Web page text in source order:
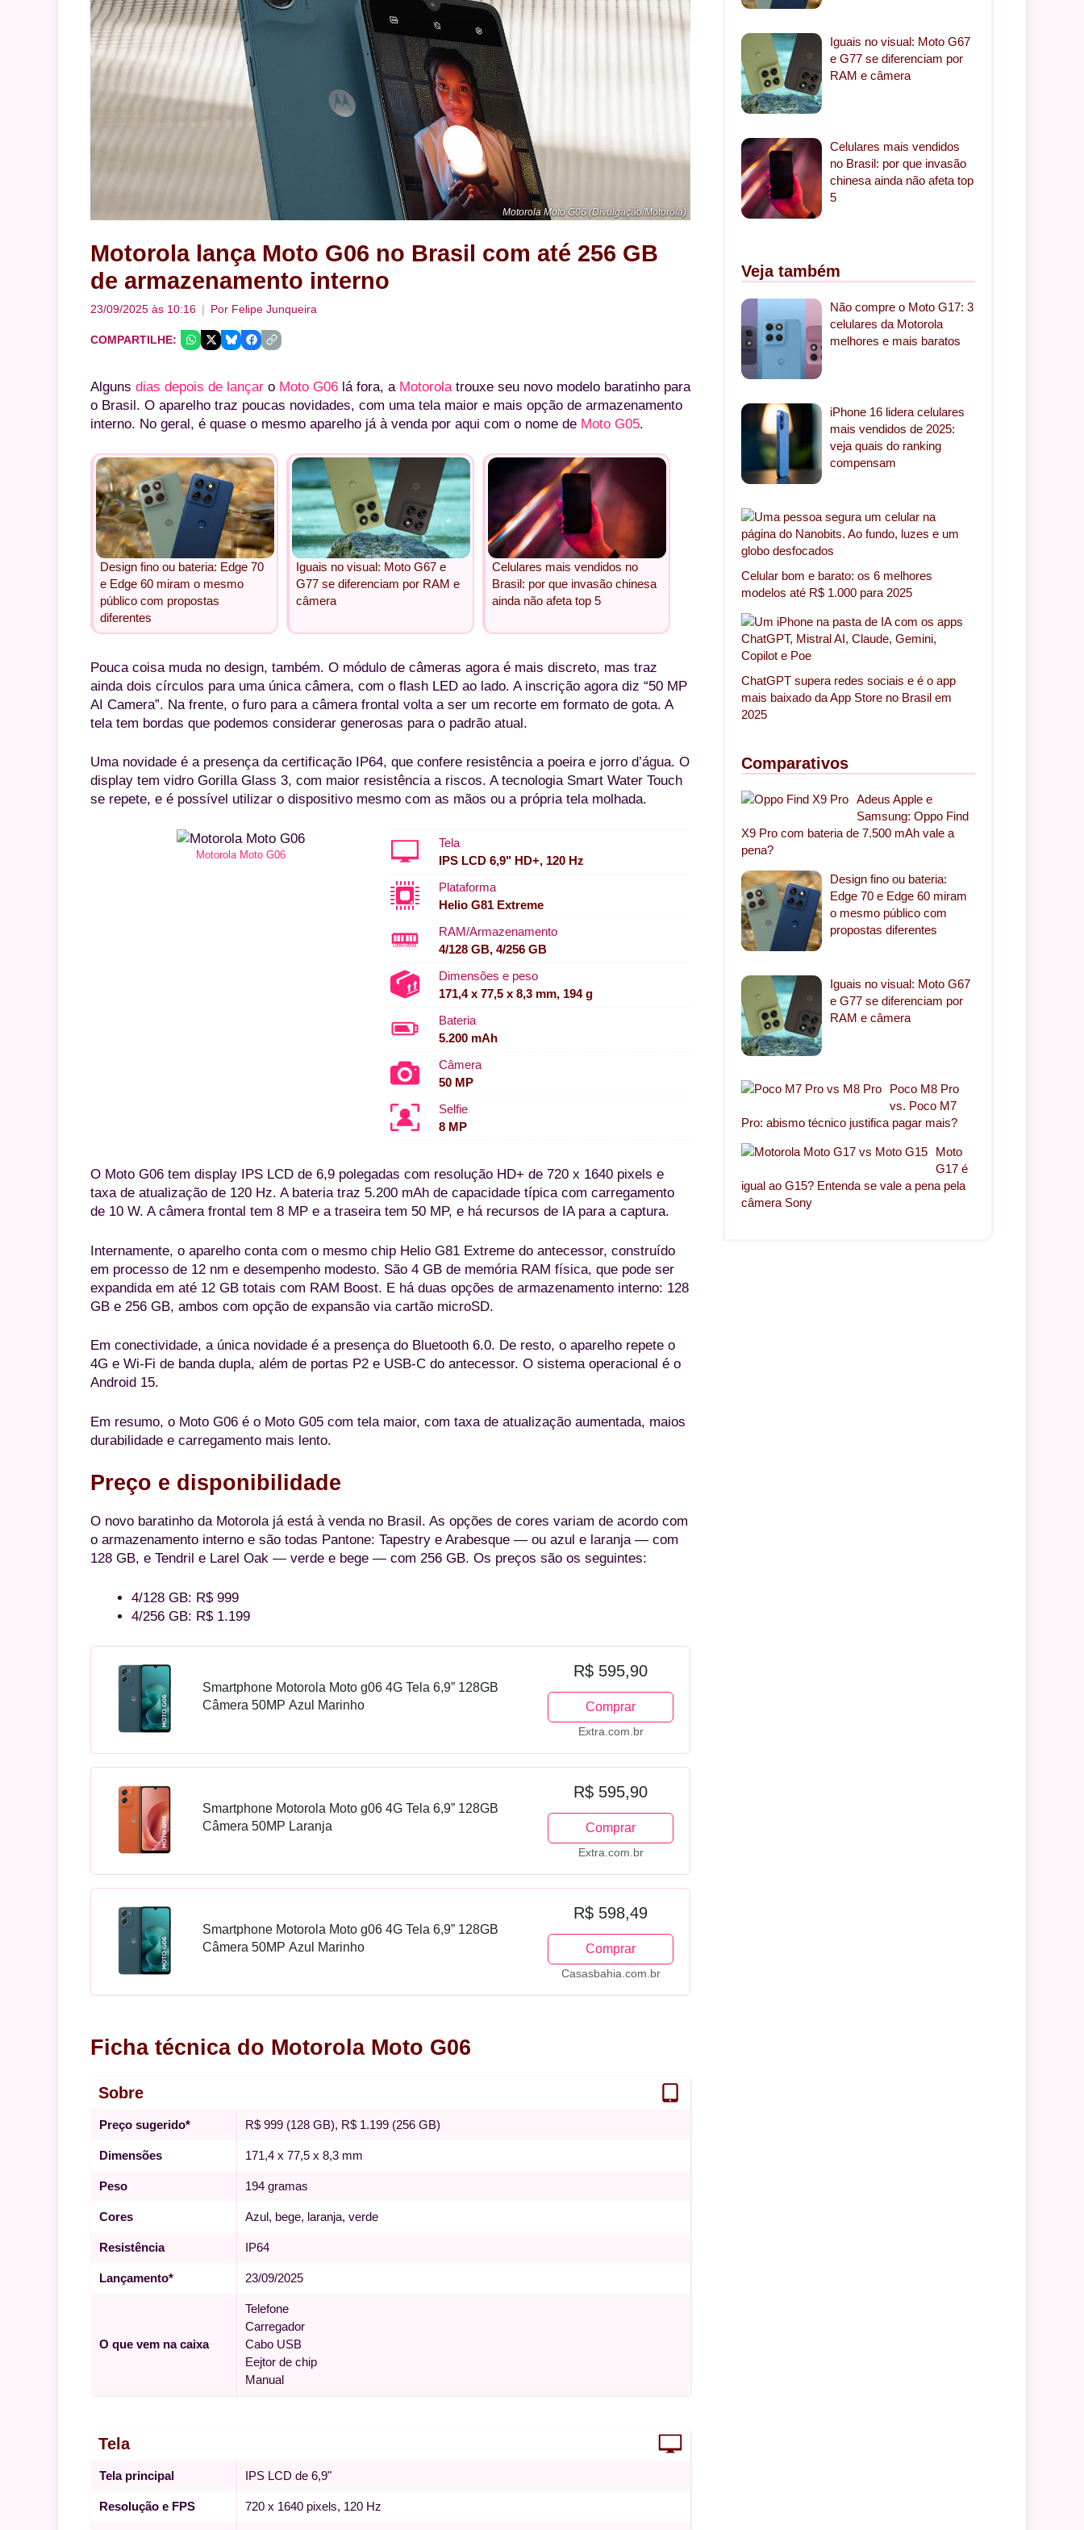
Motorola Moto G06 (Divulgação/Motorola)
Motorola lança Moto G06 no Brasil com até 256 GB
de armazenamento interno
23/09/2025 às 10:16 Por Felipe Junqueira
COMPARTILHE:
Alguns dias depois de lançar o Moto G06 lá fora, a Motorola trouxe seu novo modelo baratinho para
o Brasil. O aparelho traz poucas novidades, com uma tela maior e mais opção de armazenamento
interno. No geral, é quase o mesmo aparelho já à venda por aqui com o nome de Moto G05.
Design fino ou bateria: Edge 70
e Edge 60 miram o mesmo
público com propostas
diferentes
Iguais no visual: Moto G67 e
G77 se diferenciam por RAM e
câmera
Celulares mais vendidos no
Brasil: por que invasão chinesa
ainda não afeta top 5
Pouca coisa muda no design, também. O módulo de câmeras agora é mais discreto, mas traz
ainda dois círculos para uma única câmera, com o flash LED ao lado. A inscrição agora diz “50 MP
AI Camera”. Na frente, o furo para a câmera frontal volta a ser um recorte em formato de gota. A
tela tem bordas que podemos considerar generosas para o padrão atual.
Uma novidade é a presença da certificação IP64, que confere resistência a poeira e jorro d’água. O
display tem vidro Gorilla Glass 3, com maior resistência a riscos. A tecnologia Smart Water Touch
se repete, e é possível utilizar o dispositivo mesmo com as mãos ou a própria tela molhada.
Motorola Moto G06
Tela
IPS LCD 6,9" HD+, 120 Hz
Plataforma
Helio G81 Extreme
RAM/Armazenamento
4/128 GB, 4/256 GB
Dimensões e peso
171,4 x 77,5 x 8,3 mm, 194 g
Bateria
5.200 mAh
Câmera
50 MP
Selfie
8 MP
O Moto G06 tem display IPS LCD de 6,9 polegadas com resolução HD+ de 720 x 1640 pixels e
taxa de atualização de 120 Hz. A bateria traz 5.200 mAh de capacidade típica com carregamento
de 10 W. A câmera frontal tem 8 MP e a traseira tem 50 MP, e há recursos de IA para a captura.
Internamente, o aparelho conta com o mesmo chip Helio G81 Extreme do antecessor, construído
em processo de 12 nm e desempenho modesto. São 4 GB de memória RAM física, que pode ser
expandida em até 12 GB totais com RAM Boost. E há duas opções de armazenamento interno: 128
GB e 256 GB, ambos com opção de expansão via cartão microSD.
Em conectividade, a única novidade é a presença do Bluetooth 6.0. De resto, o aparelho repete o
4G e Wi-Fi de banda dupla, além de portas P2 e USB-C do antecessor. O sistema operacional é o
Android 15.
Em resumo, o Moto G06 é o Moto G05 com tela maior, com taxa de atualização aumentada, maios
durabilidade e carregamento mais lento.
Preço e disponibilidade
O novo baratinho da Motorola já está à venda no Brasil. As opções de cores variam de acordo com
o armazenamento interno e são todas Pantone: Tapestry e Arabesque — ou azul e laranja — com
128 GB, e Tendril e Larel Oak — verde e bege — com 256 GB. Os preços são os seguintes:
4/128 GB: R$ 999
4/256 GB: R$ 1.199
Smartphone Motorola Moto g06 4G Tela 6,9” 128GB
Câmera 50MP Azul Marinho
R$ 595,90
Comprar
Extra.com.br
Smartphone Motorola Moto g06 4G Tela 6,9” 128GB
Câmera 50MP Laranja
R$ 595,90
Comprar
Extra.com.br
Smartphone Motorola Moto g06 4G Tela 6,9” 128GB
Câmera 50MP Azul Marinho
R$ 598,49
Comprar
Casasbahia.com.br
Ficha técnica do Motorola Moto G06
Sobre
Preço sugerido* R$ 999 (128 GB), R$ 1.199 (256 GB)
Dimensões 171,4 x 77,5 x 8,3 mm
Peso 194 gramas
Cores Azul, bege, laranja, verde
Resistência IP64
Lançamento* 23/09/2025
O que vem na caixa
Telefone
Carregador
Cabo USB
Eejtor de chip
Manual
Tela
Tela principal IPS LCD de 6,9"
Resolução e FPS 720 x 1640 pixels, 120 Hz
Iguais no visual: Moto G67
e G77 se diferenciam por
RAM e câmera
Celulares mais vendidos
no Brasil: por que invasão
chinesa ainda não afeta top
5
Veja também
Não compre o Moto G17: 3
celulares da Motorola
melhores e mais baratos
iPhone 16 lidera celulares
mais vendidos de 2025:
veja quais do ranking
compensam
Celular bom e barato: os 6 melhores
modelos até R$ 1.000 para 2025
ChatGPT supera redes sociais e é o app
mais baixado da App Store no Brasil em
2025
Comparativos
Adeus Apple e
Samsung: Oppo Find
X9 Pro com bateria de 7.500 mAh vale a
pena?
Design fino ou bateria:
Edge 70 e Edge 60 miram
o mesmo público com
propostas diferentes
Iguais no visual: Moto G67
e G77 se diferenciam por
RAM e câmera
Poco M8 Pro
vs. Poco M7
Pro: abismo técnico justifica pagar mais?
Moto
G17 é
igual ao G15? Entenda se vale a pena pela
câmera Sony